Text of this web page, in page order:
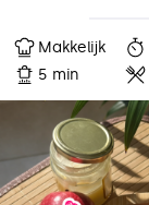
Makkelijk
5 min